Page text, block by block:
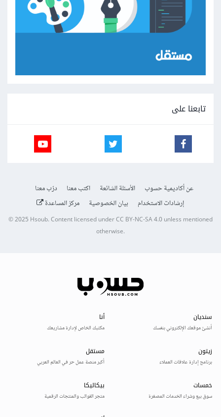
تابعنا على
عن أكاديمية حسوب الأسئلة الشائعة اكتب معنا
درّب معنا
إرشادات الاستخدام
بيان الخصوصية مركز المساعدة
© 2025Hsoub.Content licensed underCC BY-NC-SA 4.0unless mentioned
otherwise.